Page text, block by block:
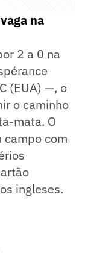
na
2 a 0 na
(EUA) —, o
o caminho
mata. O
campo com
ingleses.